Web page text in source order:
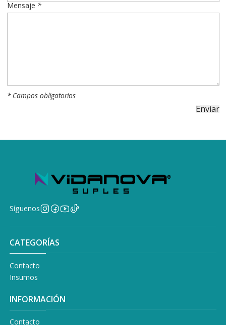
Mensaje *
* Campos obligatorios
Síguenos
CATEGORÍAS
Contacto
Insumos
INFORMACIÓN
Contacto